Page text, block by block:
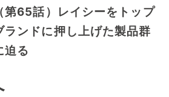
（第65話）レイシーをトップ
ランドに押し上げた製品群
迫る